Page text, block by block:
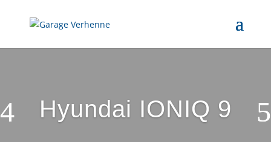
Hyundai IONIQ 9